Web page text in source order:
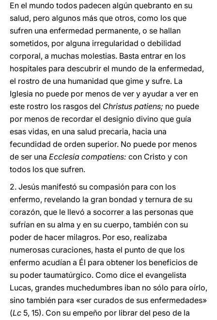
En el mundo todos padecen algún quebranto en su
salud, pero algunos más que otros, como los que
sufren una enfermedad permanente, o se hallan
sometidos, por alguna irregularidad o debilidad
corporal, a muchas molestias. Basta entrar en los
hospitales para descubrir el mundo de la enfermedad,
el rostro de una humanidad que gime y sufre. La
Iglesia no puede por menos de ver y ayudar a ver en
este rostro los rasgos del Christus patiens; no puede
por menos de recordar el designio divino que guía
esas vidas, en una salud precaria, hacia una
fecundidad de orden superior. No puede por menos
de ser una Ecclesia compatiens: con Cristo y con
todos los que sufren.
2. Jesús manifestó su compasión para con los
enfermo, revelando la gran bondad y ternura de su
corazón, que le llevó a socorrer a las personas que
sufrían en su alma y en su cuerpo, también con su
poder de hacer milagros. Por eso, realizaba
numerosas curaciones, hasta el punto de que los
enfermo acudían a Él para obtener los beneficios de
su poder taumatúrgico. Como dice el evangelista
Lucas, grandes muchedumbres iban no sólo para oírlo,
sino también para «ser curados de sus enfermedades»
(Lc 5, 15). Con su empeño por librar del peso de la